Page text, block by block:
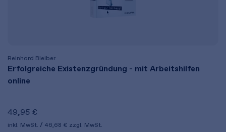
Reinhard Bleiber
Erfolgreiche Existenzgründung - mit Arbeitshilfen
online
49,95 €
inkl. MwSt. 46,68 € zzgl. MwSt.